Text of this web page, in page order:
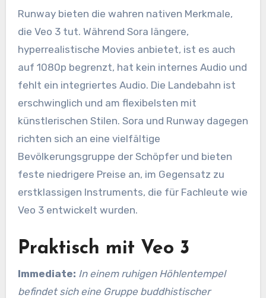
Runway bieten die wahren nativen Merkmale,
die Veo 3 tut. Während Sora längere,
hyperrealistische Movies anbietet, ist es auch
auf 1080p begrenzt, hat kein internes Audio und
fehlt ein integriertes Audio. Die Landebahn ist
erschwinglich und am flexibelsten mit
künstlerischen Stilen. Sora und Runway dagegen
richten sich an eine vielfältige
Bevölkerungsgruppe der Schöpfer und bieten
feste niedrigere Preise an, im Gegensatz zu
erstklassigen Instruments, die für Fachleute wie
Veo 3 entwickelt wurden.
Praktisch mit Veo 3
Immediate: In einem ruhigen Höhlentempel
befindet sich eine Gruppe buddhistischer